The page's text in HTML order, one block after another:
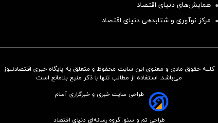
سرمایه‌گذاری همسنگ با شاخص
همایش‌های دنیای اقتصاد
مرکز نوآوری و شتابدهی دنیای اقتصاد
کلیه حقوق مادی و معنوی این سایت محفوظ و متعلق به پایگاه خبری اقتصادنیوز
می‌باشد. استفاده از مطالب تنها با ذکر منبع بلامانع است
طراحی سایت خبری و خبرگزاری آسام
طراحی تم و سئو: گروه رسانه‌ای دنیای اقتصاد